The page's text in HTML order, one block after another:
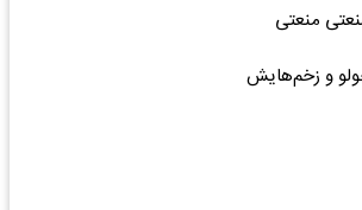
منعتی
و زخم‌هایش